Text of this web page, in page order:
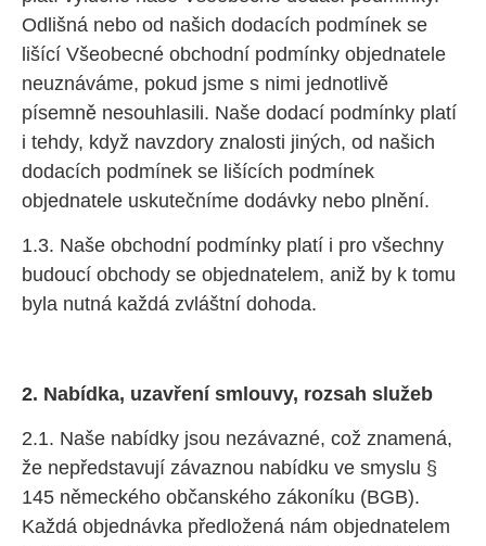
Odlišná nebo od našich dodacích podmínek se
lišící Všeobecné obchodní podmínky objednatele
neuznáváme, pokud jsme s nimi jednotlivě
písemně nesouhlasili. Naše dodací podmínky platí
i tehdy, když navzdory znalosti jiných, od našich
dodacích podmínek se lišících podmínek
objednatele uskutečníme dodávky nebo plnění.
1.3. Naše obchodní podmínky platí i pro všechny
budoucí obchody se objednatelem, aniž by k tomu
byla nutná každá zvláštní dohoda.
2. Nabídka, uzavření smlouvy, rozsah služeb
2.1. Naše nabídky jsou nezávazné, což znamená,
že nepředstavují závaznou nabídku ve smyslu §
145 německého občanského zákoníku (BGB).
Každá objednávka předložená nám objednatelem